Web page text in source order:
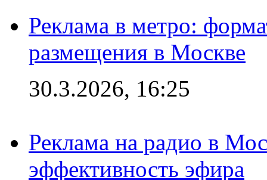
Реклама в метро:
размещения в Москве
30.3.2026, 16:25
Реклама на радио в
эффективность эфира